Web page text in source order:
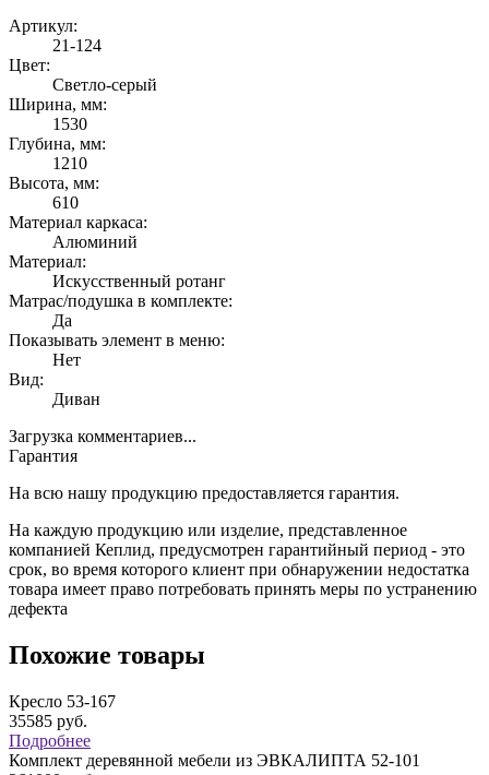
Артикул:
21-124
Цвет:
Светло-серый
Ширина, мм:
1530
Глубина, мм:
1210
Высота, мм:
610
Материал каркаса:
Алюминий
Материал:
Искусственный ротанг
Матрас/подушка в комплекте:
Да
Показывать элемент в меню:
Нет
Вид:
Диван
Загрузка комментариев...
Гарантия
На всю нашу продукцию предоставляется гарантия.
На каждую продукцию или изделие, представленное
компанией Кеплид, предусмотрен гарантийный период - это
срок, во время которого клиент при обнаружении недостатка
товара имеет право потребовать принять меры по устранению
дефекта
Похожие товары
Кресло 53-167
35585 руб.
Подробнее
Комплект деревянной мебели из ЭВКАЛИПТА 52-101